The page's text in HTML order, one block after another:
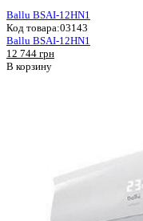
Ballu BSAI-12HN1
Код товара:03143
Ballu BSAI-12HN1
12 744 грн
В корзину